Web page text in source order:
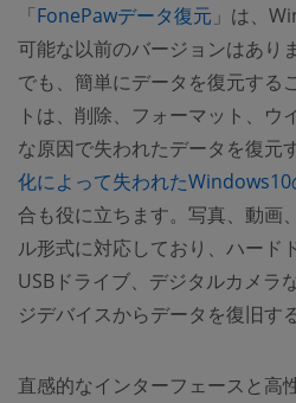
「FonePawデータ復元 」は、
可能な以前のバージョンはあり
でも、簡単にデータを復元する
トは、削除、フォーマット、ウ
な原因で失われたデータを復元
化によって失われた
合も役に立ちます。写真、動画
ル形式に対応しており、ハード
USBドライブ、デジタルカメラ
ジデバイスからデータを復旧す
直感的なインターフェースと高